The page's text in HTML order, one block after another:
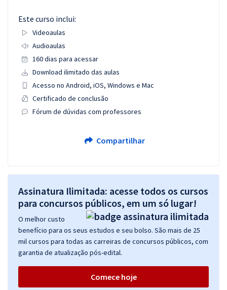
Este curso inclui:
Videoaulas
Audioaulas
160 dias para acessar
Download ilimitado das aulas
Acesso no Android, iOS, Windows e Mac
Certificado de conclusão
Fórum de dúvidas com professores
Compartilhar
Assinatura Ilimitada: acesse todos os cursos
para concursos públicos, em um só lugar!
O melhor custo
benefício para os seus estudos e seu bolso. São mais de 25
mil cursos para todas as carreiras de concursos públicos, com
garantia de atualização pós-edital.
Comece hoje